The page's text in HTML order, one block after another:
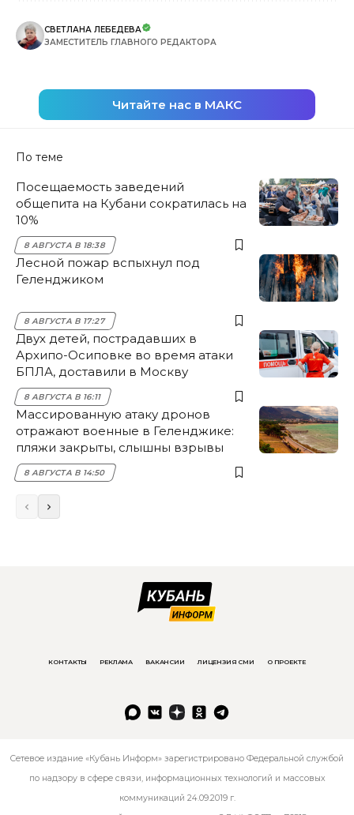
СВЕТЛАНА ЛЕБЕДЕВА
ЗАМЕСТИТЕЛЬ ГЛАВНОГО РЕДАКТОРА
Читайте нас в МАКС
По теме
Посещаемость заведений
общепита на Кубани сократилась на
10%
8 АВГУСТА В 18:38
Лесной пожар вспыхнул под
Геленджиком
8 АВГУСТА В 17:27
Двух детей, пострадавших в
Архипо-Осиповке во время атаки
БПЛА, доставили в Москву
8 АВГУСТА В 16:11
Массированную атаку дронов
отражают военные в Геленджике:
пляжи закрыты, слышны взрывы
8 АВГУСТА В 14:50
КОНТАКТЫ РЕКЛАМА ВАКАНСИИ ЛИЦЕНЗИЯ СМИ О ПРОЕКТЕ
Сетевое издание «Кубань Информ» зарегистрировано Федеральной службой
по надзору в сфере связи, информационных технологий и массовых
коммуникаций 24.09.2019 г.